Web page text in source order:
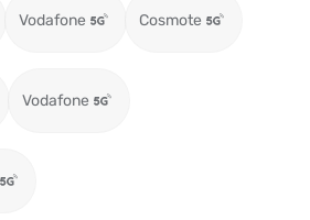
Vodafone Cosmote
Vodafone